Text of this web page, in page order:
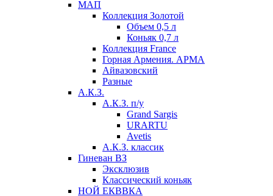
МАП
Коллекция Золотой
Объем 0,5 л
Коньяк 0,7 л
Коллекция France
Горная Армения. АРМА
Айвазовский
Разные
А.К.З.
А.К.З. п/у
Grand Sargis
URARTU
Avetis
А.К.З. классик
Гиневан ВЗ
Эксклюзив
Классический коньяк
НОЙ ЕКВВКА